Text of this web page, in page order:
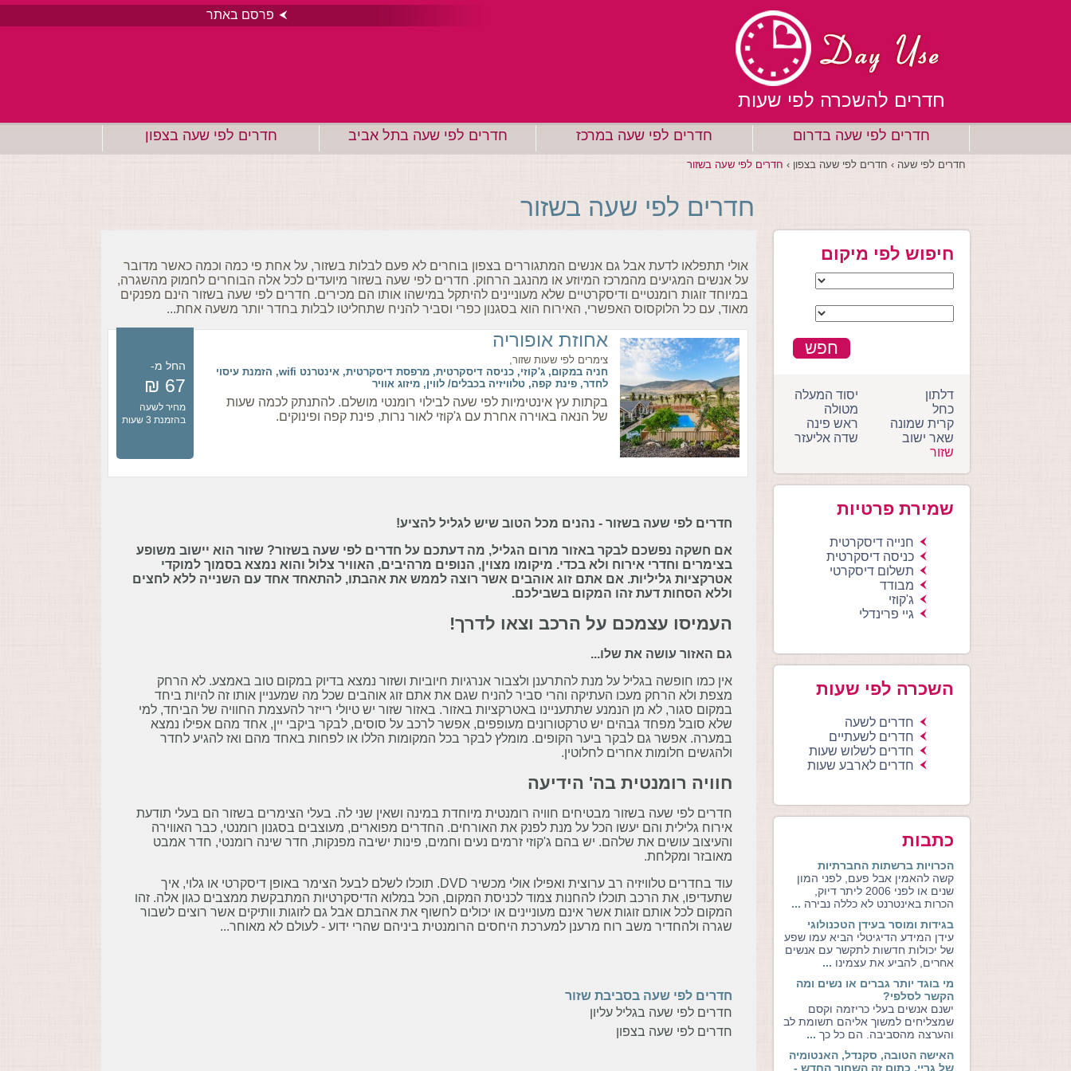
פרסם באתר
חדרים להשכרה לפי שעות
חדרים לפי שעה בדרום חדרים לפי שעה במרכז חדרים לפי שעה בתל אביב חדרים לפי שעה בצפון
חדרים לפי שעה › חדרים לפי שעה בצפון › חדרים לפי שעה בשזור
חדרים לפי שעה בשזור
אולי תתפלאו לדעת אבל גם אנשים המתגוררים בצפון בוחרים לא פעם לבלות בשזור, על אחת פי כמה וכמה כאשר מדובר
על אנשים המגיעים מהמרכז המיוזע או מהנגב הרחוק. חדרים לפי שעה בשזור מיועדים לכל אלה הבוחרים לחמוק מהשגרה,
במיוחד זוגות רומנטיים ודיסקרטיים שלא מעוניינים להיתקל במישהו אותו הם מכירים. חדרים לפי שעה בשזור הינם מפנקים
מאוד, עם כל הלוקסוס האפשרי, האירוח הוא בסגנון כפרי וסביר להניח שתחליטו לבלות בחדר יותר משעה אחת...
אחוזת אופוריה
צימרים לפי שעות שזור,
חניה במקום, ג'קוזי, כניסה דיסקרטית, מרפסת דיסקרטית, אינטרנט wifi, הזמנת עיסוי
לחדר, פינת קפה, טלוויזיה בכבלים/ לווין, מיזוג אוויר
בקתות עץ אינטימיות לפי שעה לבילוי רומנטי מושלם. להתנתק לכמה שעות
של הנאה באוירה אחרת עם ג'קוזי לאור נרות, פינת קפה ופינוקים.
החל מ-
67 ₪
מחיר לשעה
בהזמנת 3 שעות
חדרים לפי שעה בשזור - נהנים מכל הטוב שיש לגליל להציע!
אם חשקה נפשכם לבקר באזור מרום הגליל, מה דעתכם על חדרים לפי שעה בשזור? שזור הוא יישוב משופע
בצימרים וחדרי אירוח ולא בכדי. מיקומו מצוין, הנופים מרהיבים, האוויר צלול והוא נמצא בסמוך למוקדי
אטרקציות גליליות. אם אתם זוג אוהבים אשר רוצה לממש את אהבתו, להתאחד אחד עם השנייה ללא לחצים
וללא הסחות דעת זהו המקום בשבילכם.
העמיסו עצמכם על הרכב וצאו לדרך!
גם האזור עושה את שלו...
אין כמו חופשה בגליל על מנת להתרענן ולצבור אנרגיות חיוביות ושזור נמצא בדיוק במקום טוב באמצע. לא הרחק
מצפת ולא הרחק מעכו העתיקה והרי סביר להניח שגם את אתם זוג אוהבים שכל מה שמעניין אותו זה להיות ביחד
במקום סגור, לא מן הנמנע שתתעניינו באטרקציות באזור. באזור שזור יש טיולי רייזר להעצמת החוויה של הביחד, למי
שלא סובל מפחד גבהים יש טרקטורונים מעופפים, אפשר לרכב על סוסים, לבקר ביקבי יין, אחד מהם אפילו נמצא
במערה. אפשר גם לבקר ביער הקופים. מומלץ לבקר בכל המקומות הללו או לפחות באחד מהם ואז להגיע לחדר
ולהגשים חלומות אחרים לחלוטין.
חוויה רומנטית בה' הידיעה
חדרים לפי שעה בשזור מבטיחים חוויה רומנטית מיוחדת במינה ושאין שני לה. בעלי הצימרים בשזור הם בעלי תודעת
אירוח גלילית והם יעשו הכל על מנת לפנק את האורחים. החדרים מפוארים, מעוצבים בסגנון רומנטי, כבר האווירה
והעיצוב עושים את שלהם. יש בהם ג'קוזי זרמים נעים וחמים, פינות ישיבה מפנקות, חדר שינה רומנטי, חדר אמבט
מאובזר ומקלחת.
עוד בחדרים טלוויזיה רב ערוצית ואפילו אולי מכשיר DVD. תוכלו לשלם לבעל הצימר באופן דיסקרטי או גלוי, איך
שתעדיפו, את הרכב תוכלו להחנות צמוד לכניסת המקום, הכל במלוא הדיסקרטיות המתבקשת ממצבים כגון אלה. זהו
המקום לכל אותם זוגות אשר אינם מעוניינים או יכולים לחשוף את אהבתם אבל גם לזוגות וותיקים אשר רוצים לשבור
שגרה ולהחדיר משב רוח מרענן למערכת היחסים הרומנטית ביניהם שהרי ידוע - לעולם לא מאוחר...
חדרים לפי שעה בסביבת שזור
חדרים לפי שעה בגליל עליון
חדרים לפי שעה בצפון
חיפוש לפי מיקום
חפש
דלתון
כחל
קרית שמונה
שאר ישוב
שזור
יסוד המעלה
מטולה
ראש פינה
שדה אליעזר
שמירת פרטיות
חנייה דיסקרטית
כניסה דיסקרטית
תשלום דיסקרטי
מבודד
ג'קוזי
גיי פרינדלי
השכרה לפי שעות
חדרים לשעה
חדרים לשעתיים
חדרים לשלוש שעות
חדרים לארבע שעות
כתבות
הכרויות ברשתות החברתיות
קשה להאמין אבל פעם, לפני המון
שנים או לפני 2006 ליתר דיוק,
הכרות באינטרנט לא כללה נבירה ...
בגידות ומוסר בעידן הטכנולוגי
עידן המידע הדיגיטלי הביא עמו שפע
של יכולות חדשות לתקשר עם אנשים
אחרים, להביע את עצמינו ...
מי בוגד יותר גברים או נשים ומה
הקשר לסלפי?
ישנם אנשים בעלי כריזמה וקסם
שמצליחים למשוך אליהם תשומת לב
והערצה מהסביבה. הם כל כך ...
האישה הטובה, סקנדל, האנטומיה
של גריי, כתום זה השחור החדש -